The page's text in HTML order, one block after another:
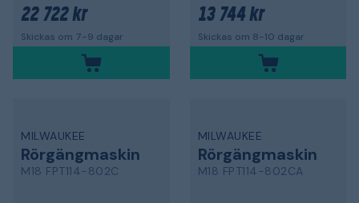
22 722 kr
Skickas om 7-9 dagar
13 744 kr
Skickas om 8-10 dagar
MILWAUKEE
Rörgängmaskin
M18 FPT114-802C
MILWAUKEE
Rörgängmaskin
M18 FPT114-802CA